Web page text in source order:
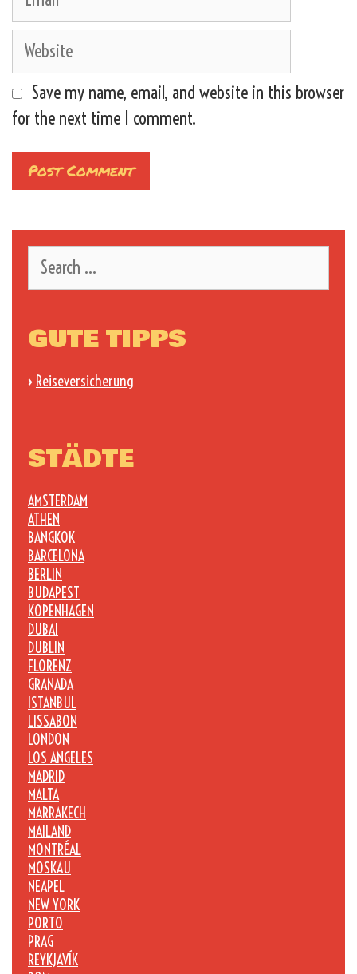
Website
Save my name, email, and website in this browser
for the next time I comment.
for:
GUTE TIPPS
› Reiseversicherung
STÄDTE
AMSTERDAM
ATHEN
BANGKOK
BARCELONA
BERLIN
BUDAPEST
KOPENHAGEN
DUBAI
DUBLIN
FLORENZ
GRANADA
ISTANBUL
LISSABON
LONDON
LOS ANGELES
MADRID
MALTA
MARRAKECH
MAILAND
MONTRÉAL
MOSKAU
NEAPEL
NEW YORK
PORTO
PRAG
REYKJAVÍK